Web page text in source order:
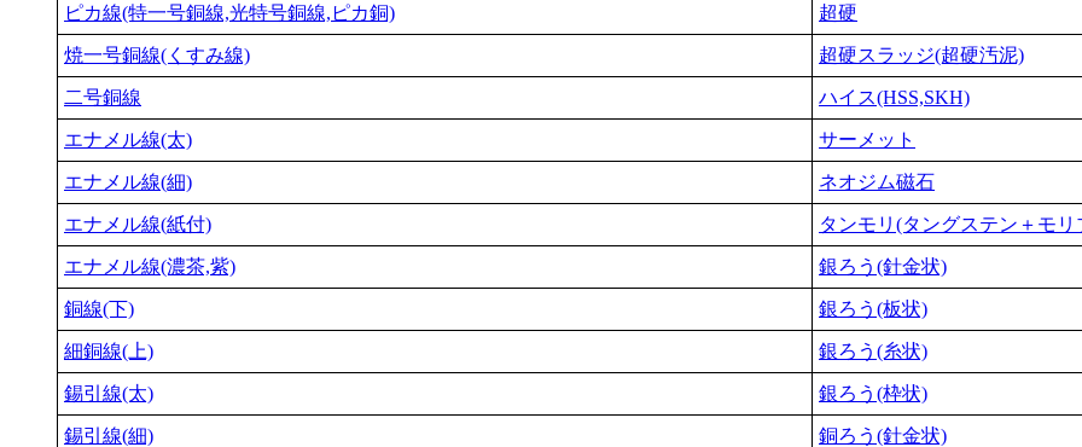
ピカ線(特一号銅線,光特号銅線,ピカ銅) 超硬
焼一号銅線(くすみ線) 超硬スラッジ(超硬汚泥)
二号銅線 ハイス(HSS,SKH)
エナメル線(太) サーメット
エナメル線(細) ネオジム磁石
エナメル線(紙付) タンモリ(タングステン＋モリ
エナメル線(濃茶,紫) 銀ろう(針金状)
銅線(下) 銀ろう(板状)
細銅線(上) 銀ろう(糸状)
錫引線(太) 銀ろう(枠状)
錫引線(細) 銅ろう(針金状)